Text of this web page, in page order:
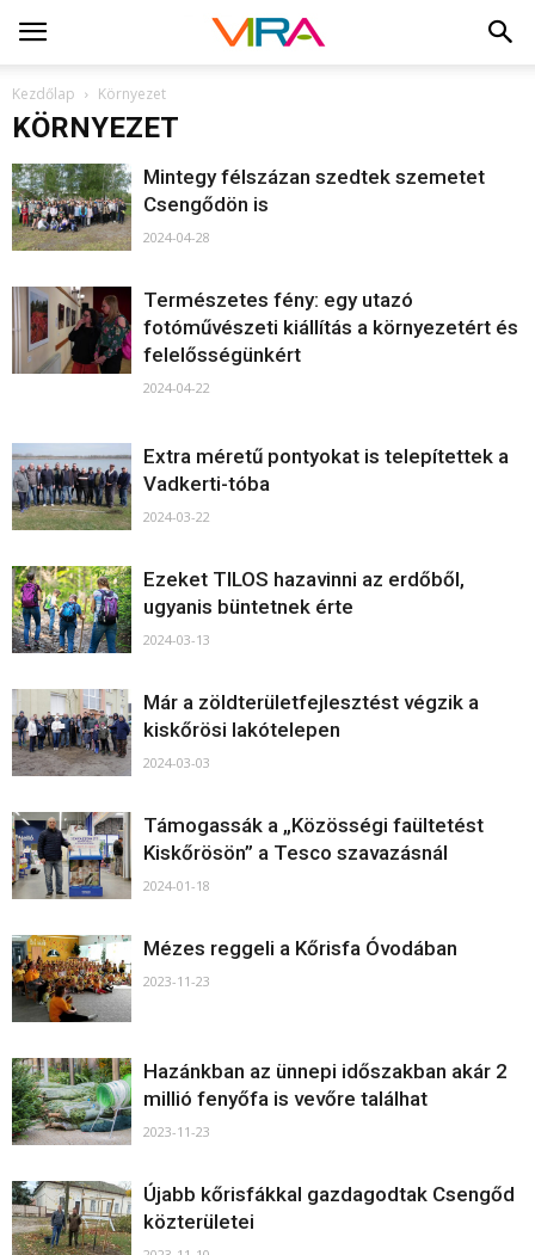
Kezdőlap Környezet
KÖRNYEZET
Mintegy félszázan szedtek szemetet
Csengődön is
2024-04-28
Természetes fény: egy utazó
fotóművészeti kiállítás a környezetért és
felelősségünkért
2024-04-22
Extra méretű pontyokat is telepítettek a
Vadkerti-tóba
2024-03-22
Ezeket TILOS hazavinni az erdőből,
ugyanis büntetnek érte
2024-03-13
Már a zöldterületfejlesztést végzik a
kiskőrösi lakótelepen
2024-03-03
Támogassák a „Közösségi faültetést
Kiskőrösön” a Tesco szavazásnál
2024-01-18
Mézes reggeli a Kőrisfa Óvodában
2023-11-23
Hazánkban az ünnepi időszakban akár 2
millió fenyőfa is vevőre találhat
2023-11-23
Újabb kőrisfákkal gazdagodtak Csengőd
közterületei